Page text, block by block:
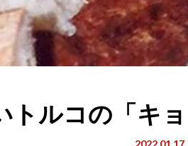
トルコの「キ
2022.01.17